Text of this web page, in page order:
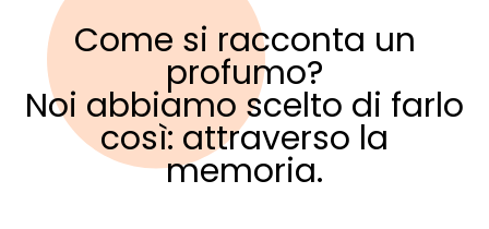
Come si racconta un
profumo?
Noi abbiamo scelto di farlo
così: attraverso la
memoria.